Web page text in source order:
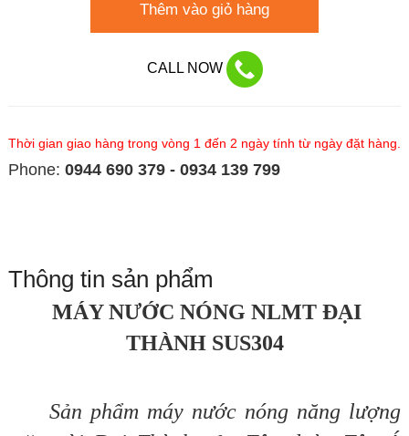
Thêm vào giỏ hàng
CALL NOW
Thời gian giao hàng trong vòng 1 đến 2 ngày tính từ ngày đặt hàng.
Phone: 0944 690 379 - 0934 139 799
Thông tin sản phẩm
MÁY NƯỚC NÓNG NLMT ĐẠI
THÀNH SUS304
Sản phẩm máy nước nóng năng lượng